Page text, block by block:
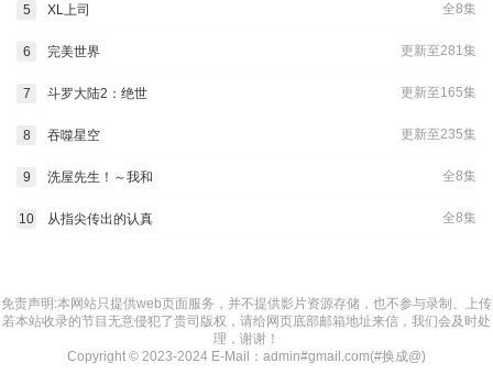
全8集
5 XL上司
更新至281集
6 完美世界
更新至165集
7 斗罗大陆2：绝世
更新至235集
8 吞噬星空
全8集
9 洗屋先生！～我和
全8集
10 从指尖传出的认真
免责声明:本网站只提供web页面服务，并不提供影片资源存储，也不参与录制、上传
若本站收录的节目无意侵犯了贵司版权，请给网页底部邮箱地址来信，我们会及时处
理，谢谢！
Copyright © 2023-2024 E-Mail：admin#gmail.com(#换成@)